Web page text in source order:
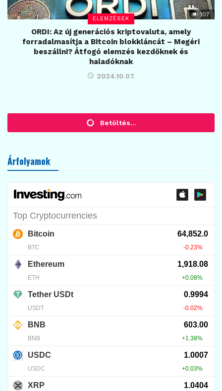
ELEMZÉSEK
107
ORDI: Az új generációs kriptovaluta, amely
forradalmasítja a Bitcoin blokkláncát – Megéri
beszállni? Átfogó elemzés kezdőknek és
haladóknak
2024.10.07.
ELEMZÉSEK
CoinShares kriptovállalat – mit
csinál egy vezető kriptoeszköz-